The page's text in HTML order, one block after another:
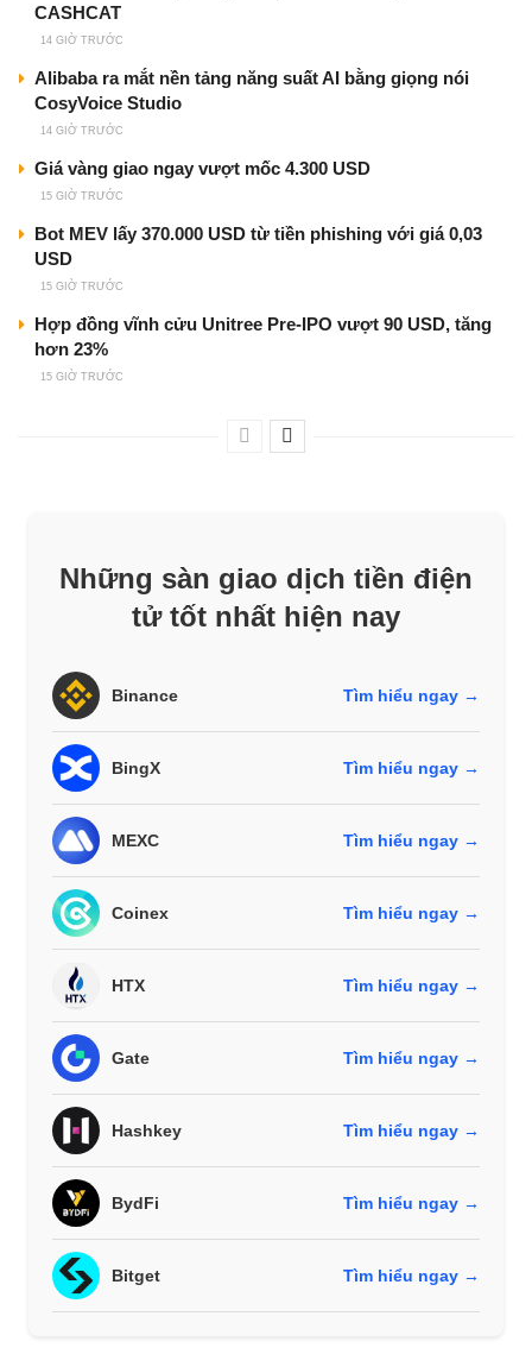
CASHCAT
14 GIỜ TRƯỚC
Alibaba ra mắt nền tảng năng suất AI bằng giọng nói
CosyVoice Studio
14 GIỜ TRƯỚC
Giá vàng giao ngay vượt mốc 4.300 USD
15 GIỜ TRƯỚC
Bot MEV lấy 370.000 USD từ tiền phishing với giá 0,03
USD
15 GIỜ TRƯỚC
Hợp đồng vĩnh cửu Unitree Pre-IPO vượt 90 USD, tăng
hơn 23%
15 GIỜ TRƯỚC
Những sàn giao dịch tiền điện
tử tốt nhất hiện nay
Binance Tìm hiểu ngay →
BingX Tìm hiểu ngay →
MEXC Tìm hiểu ngay →
Coinex Tìm hiểu ngay →
HTX Tìm hiểu ngay →
Gate Tìm hiểu ngay →
Hashkey Tìm hiểu ngay →
BydFi Tìm hiểu ngay →
Bitget Tìm hiểu ngay →